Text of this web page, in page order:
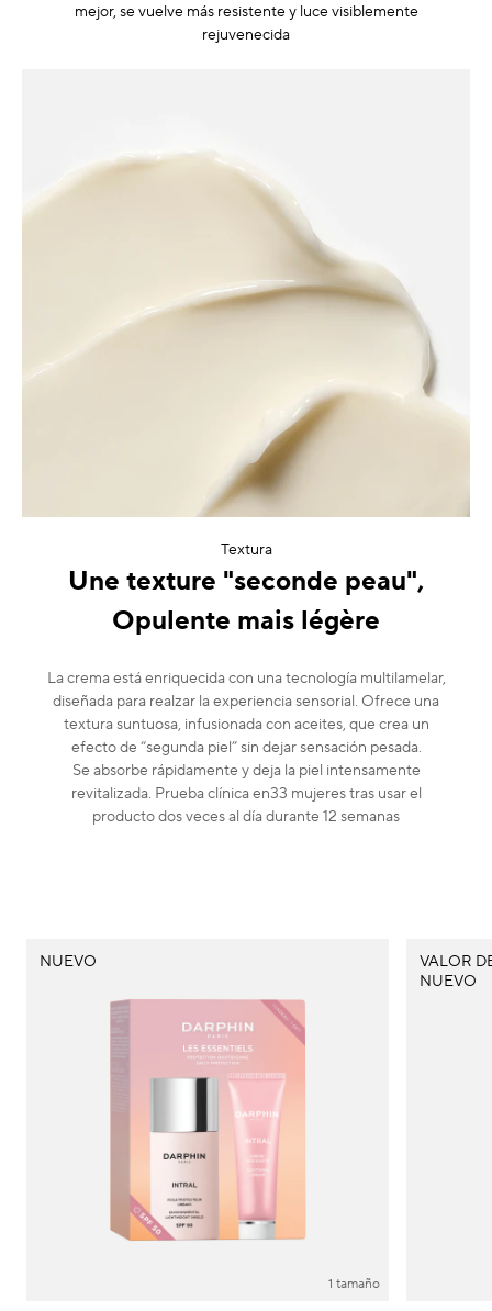
mejor, se vuelve más resistente y luce visiblemente
rejuvenecida
Textura
Une texture "seconde peau",
Opulente mais légère
La crema está enriquecida con una tecnología multilamelar,
diseñada para realzar la experiencia sensorial. Ofrece una
textura suntuosa, infusionada con aceites, que crea un
efecto de “segunda piel” sin dejar sensación pesada.
Se absorbe rápidamente y deja la piel intensamente
revitalizada. Prueba clínica en33 mujeres tras usar el
producto dos veces al día durante 12 semanas
NUEVO
1 tamaño
VALOR
NUEVO